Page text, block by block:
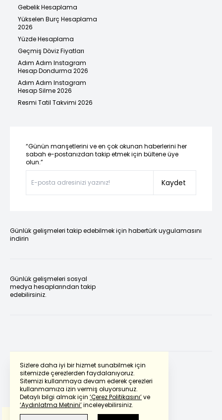
Sizlere daha iyi bir hizmet sunabilmek için
sitemizde çerezlerden faydalanıyoruz.
Sitemizi kullanmaya devam ederek çerezleri
kullanmamıza izin vermiş oluyorsunuz.
Detaylı bilgi almak için ‘Çerez Politikasını’ve
‘Aydınlatma Metnini’inceleyebilirsiniz.
Gebelik Hesaplama
Yükselen Burç Hesaplama
2026
Yüzde Hesaplama
Geçmiş Döviz Fiyatları
Adım Adım Instagram
Hesap Dondurma 2026
Adım Adım Instagram
Hesap Silme 2026
Resmi Tatil Takvimi 2026
“Günün manşetlerini ve en çok okunan haberlerini her
sabah e-postanızdan takip etmek için bültene üye
olun.”
Kaydet
Günlük gelişmeleri takip edebilmek için habertürk uygulamasını
indirin
Günlük gelişmeleri sosyal
medya hesaplarından takip
edebilirsiniz.
Powered by Translate
Bu çevirideGoogle Transletekullanılmıştır.